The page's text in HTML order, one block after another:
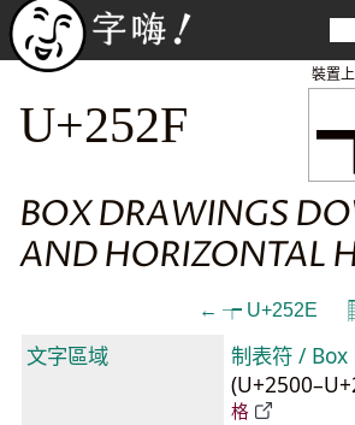
裝置
U+252F
BOX DRAWINGS
AND HORIZONTAL
← ┮ U+252E
文字區域
制表符 /
格